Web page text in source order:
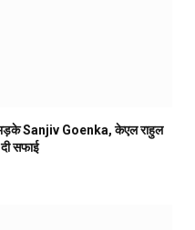
Sanjiv Goenka, केएल राहुल
सफाई